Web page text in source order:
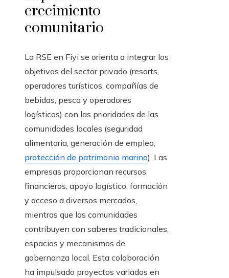
crecimiento
comunitario
La RSE en Fiyi se orienta a integrar los
objetivos del sector privado (resorts,
operadores turísticos, compañías de
bebidas, pesca y operadores
logísticos) con las prioridades de las
comunidades locales (seguridad
alimentaria, generación de empleo,
protección de patrimonio marino). Las
empresas proporcionan recursos
financieros, apoyo logístico, formación
y acceso a diversos mercados,
mientras que las comunidades
contribuyen con saberes tradicionales,
espacios y mecanismos de
gobernanza local. Esta colaboración
ha impulsado proyectos variados en